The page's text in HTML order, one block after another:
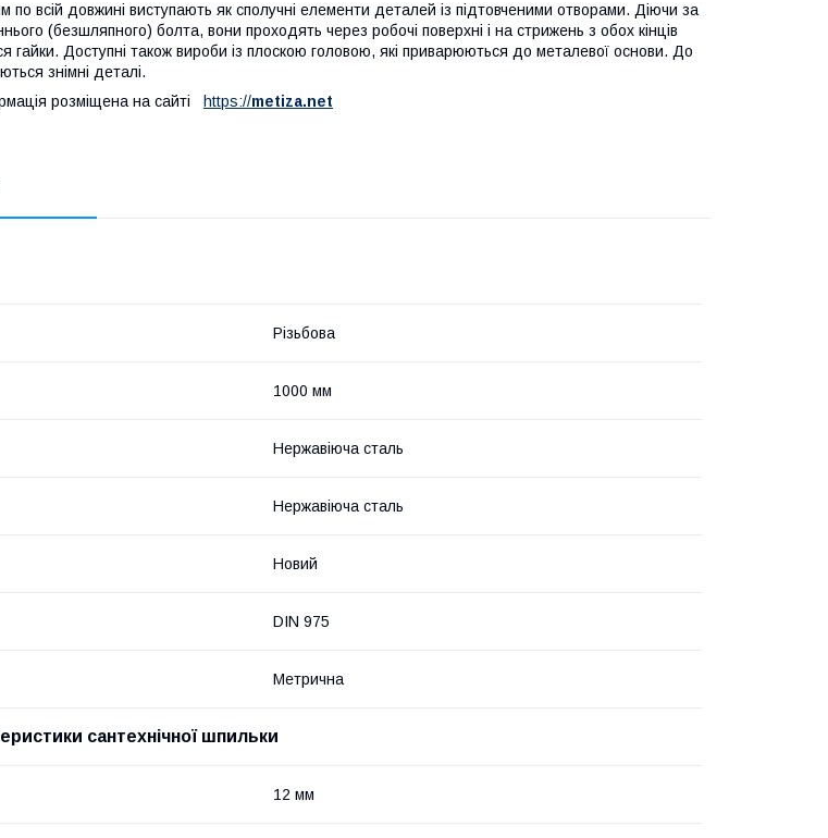
по всій довжині виступають як сполучні елементи деталей із підтовченими отворами. Діючи за
(безшляпного) болта, вони проходять через робочі поверхні і на стрижень з обох кінців
гайки. Доступні також вироби із плоскою головою, які приварюються до металевої основи. До
знімні деталі.
розміщена на сайті
https://metiza.net
Різьбова
1000 мм
Нержавіюча сталь
Нержавіюча сталь
Новий
DIN 975
Метрична
сантехнічної шпильки
12 мм